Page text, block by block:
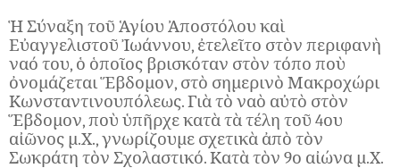
Ἡ Σύναξη τοῦ Ἁγίου Ἀποστόλου καὶ
Εὐαγγελιστοῦ Ἰωάννου, ἐτελεῖτο στὸν περιφανὴ
ναό του, ὁ ὁποῖος βρισκόταν στὸν τόπο ποὺ
ὀνομάζεται Ἕβδομον, στὸ σημερινὸ Μακροχώρι
Κωνσταντινουπόλεως. Γιὰ τὸ ναὸ αὐτὸ στὸν
Ἕβδομον, ποὺ ὑπῆρχε κατὰ τὰ τέλη τοῦ 4ου
αἰῶνος μ.Χ., γνωρίζουμε σχετικὰ ἀπὸ τὸν
Σωκράτη τὸν Σχολαστικό. Κατὰ τὸν 9ο αἰώνα μ.Χ.